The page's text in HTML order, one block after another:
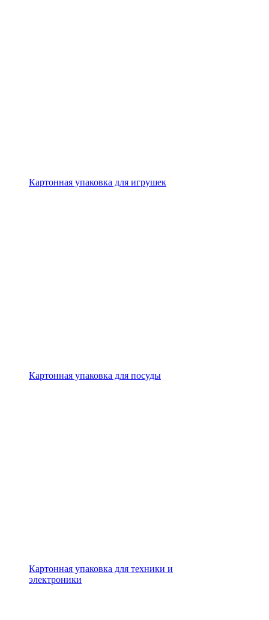
Картонная упаковка для игрушек
Картонная упаковка для посуды
Картонная упаковка для техники и
электроники